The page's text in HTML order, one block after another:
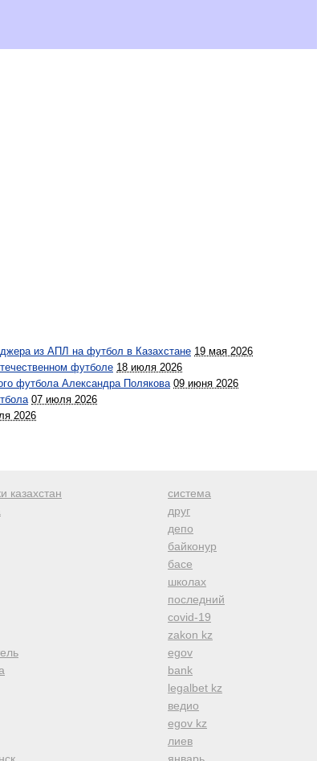
из АПЛ на футбол в Казахстане 19 мая 2026
футболе 18 июля 2026
футбола Александра Полякова 09 июня 2026
07 июля 2026
2026
казахстан
система
друг
депо
байконур
басе
школах
последний
covid-19
zakon kz
egov
bank
legalbet kz
ведио
egov kz
лиев